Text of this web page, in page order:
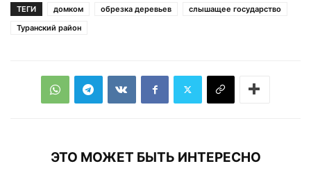
ТЕГИ домком обрезка деревьев
слышащее государство
Туранский район
ЭТО МОЖЕТ БЫТЬ ИНТЕРЕСНО